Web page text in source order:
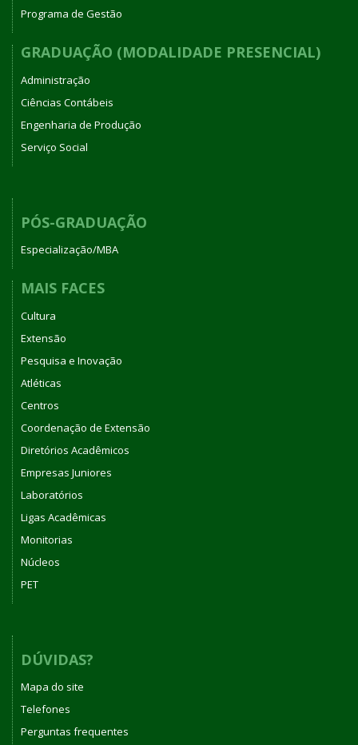
Programa de Gestão
GRADUAÇÃO (MODALIDADE PRESENCIAL)
Administração
Ciências Contábeis
Engenharia de Produção
Serviço Social
PÓS-GRADUAÇÃO
Especialização/MBA
MAIS FACES
Cultura
Extensão
Pesquisa e Inovação
Atléticas
Centros
Coordenação de Extensão
Diretórios Acadêmicos
Empresas Juniores
Laboratórios
Ligas Acadêmicas
Monitorias
Núcleos
PET
DÚVIDAS?
Mapa do site
Telefones
Perguntas frequentes